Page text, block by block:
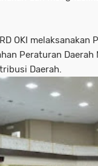
OKI melaksanakan
Peraturan
Daerah.